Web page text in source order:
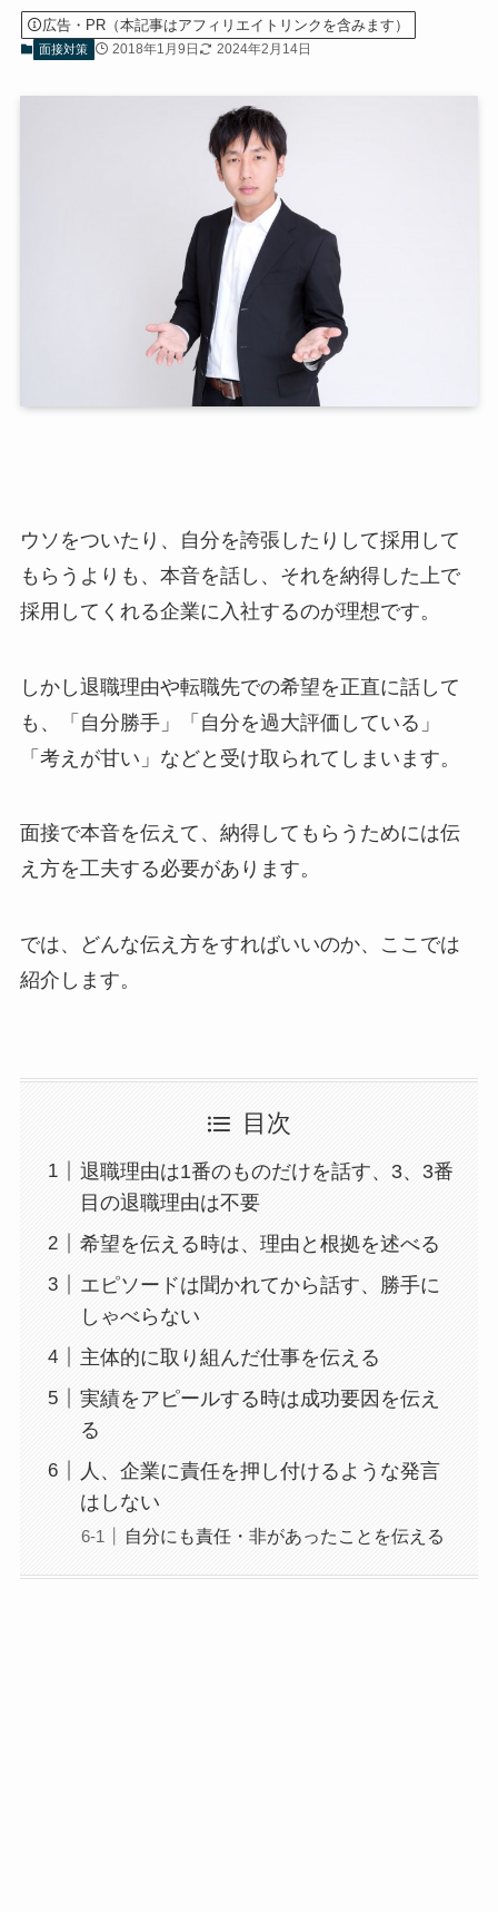
広告・PR（本記事はアフィリエイトリンクを含みます）
面接対策 2018年1月9日 2024年2月14日
ウソをついたり、自分を誇張したりして採用して
もらうよりも、本音を話し、それを納得した上で
採用してくれる企業に入社するのが理想です。
しかし退職理由や転職先での希望を正直に話して
も、「自分勝手」「自分を過大評価している」
「考えが甘い」などと受け取られてしまいます。
面接で本音を伝えて、納得してもらうためには伝
え方を工夫する必要があります。
では、どんな伝え方をすればいいのか、ここでは
紹介します。
目次
退職理由は1番のものだけを話す、3、3番
目の退職理由は不要
希望を伝える時は、理由と根拠を述べる
エピソードは聞かれてから話す、勝手に
しゃべらない
主体的に取り組んだ仕事を伝える
実績をアピールする時は成功要因を伝え
る
人、企業に責任を押し付けるような発言
はしない
自分にも責任・非があったことを伝える